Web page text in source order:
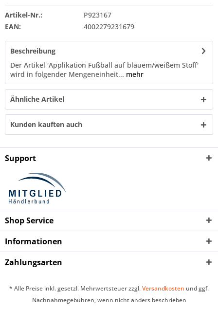
Artikel-Nr.:
P923167
EAN:
4002279231679
Beschreibung
Der Artikel 'Applikation Fußball auf blauem/weißem Stoff'
wird in folgender Mengeneinheit... mehr
Ähnliche Artikel
Kunden kauften auch
Support
Shop Service
Informationen
Zahlungsarten
* Alle Preise inkl. gesetzl. Mehrwertsteuer zzgl.Versandkosten und ggf.
Nachnahmegebühren, wenn nicht anders beschrieben